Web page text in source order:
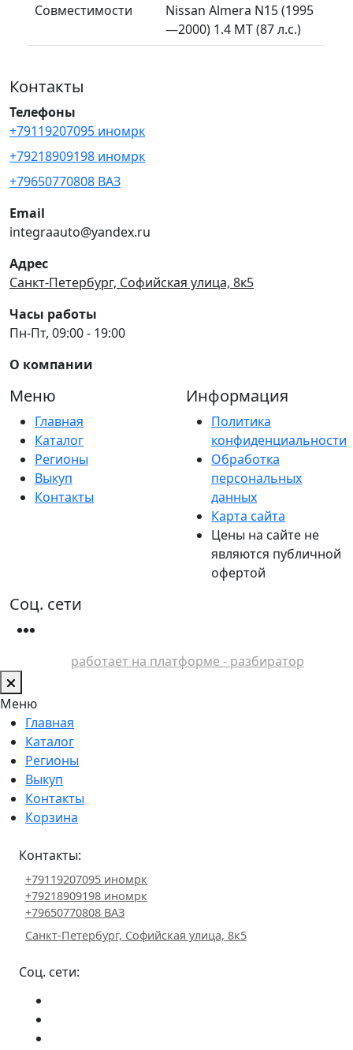
Совместимости
Nissan Almera N15 (1995
—2000) 1.4 MT (87 л.с.)
Контакты
Телефоны
+79119207095 иномрк
+79218909198 иномрк
+79650770808 ВАЗ
Email
integraauto@yandex.ru
Адрес
Санкт-Петербург, Софийская улица, 8к5
Часы работы
Пн-Пт, 09:00 - 19:00
О компании
Меню
Главная
Каталог
Регионы
Выкуп
Контакты
Информация
Политика
конфиденциальности
Обработка
персональных
данных
Карта сайта
Цены на сайте не
являются публичной
офертой
Соц. сети
работает на платформе - разбиратор
Меню
Главная
Каталог
Регионы
Выкуп
Контакты
Корзина
Контакты:
+79119207095 иномрк
+79218909198 иномрк
+79650770808 ВАЗ
Санкт-Петербург, Софийская улица, 8к5
Соц. сети: